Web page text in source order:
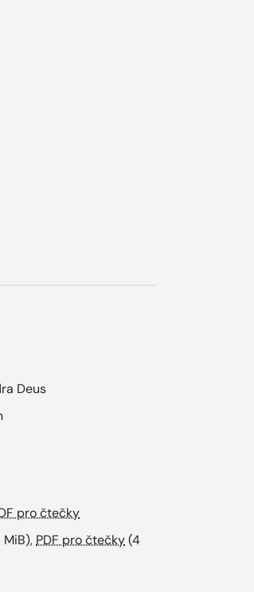
Deus
pro čtečky
MiB), PDF pro čtečky(4